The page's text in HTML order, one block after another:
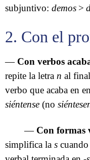
subjuntivo: demos >
2. Con el
—Con verbos
repite la letra n al
verbo que acaba en
siéntense (no
—Con formas
simplifica la s